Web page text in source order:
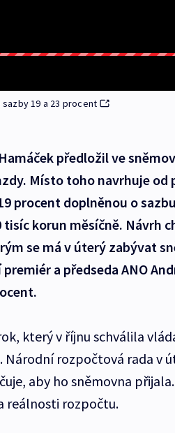
19 a 23 procent
předložil ve
Místo toho navrhuje od
procent doplněnou o
korun měsíčně. Návrh
se má v úterý zabývat
a předseda ANO
který v říjnu schválila
rozpočtová rada v
aby ho sněmovna
reálnosti rozpočtu.